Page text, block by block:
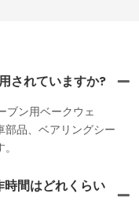
されていますか?
ブン用ベークウェ
部品、ベアリングシー
間はどれくらい